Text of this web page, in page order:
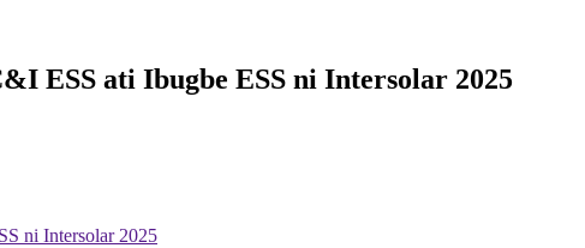
ESS ati Ibugbe ESS ni Intersolar 2025
ni Intersolar 2025